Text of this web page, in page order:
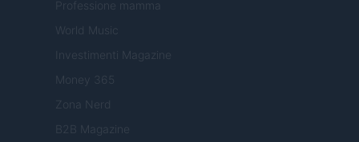
Professione mamma
World Music
Investimenti Magazine
Money 365
Zona Nerd
B2B Magazine